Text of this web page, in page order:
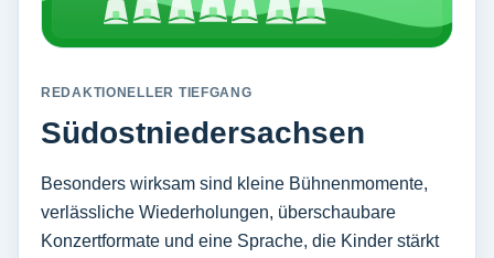
REDAKTIONELLER TIEFGANG
Südostniedersachsen
Besonders wirksam sind kleine Bühnenmomente,
verlässliche Wiederholungen, überschaubare
Konzertformate und eine Sprache, die Kinder stärkt